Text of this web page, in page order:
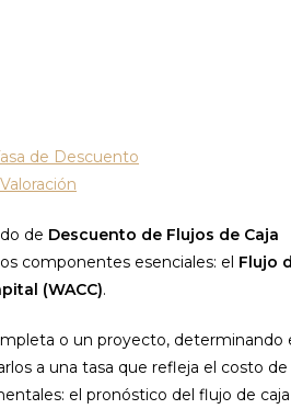
de Descuento
de Descuento de Flujos de Caja
componentes esenciales: el Flujo
(WACC).
o un proyecto, determinando
a una tasa que refleja el costo de
el pronóstico del flujo de caja